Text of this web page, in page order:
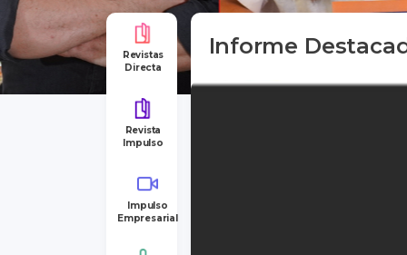
Revistas
Directa
Revista
Impulso
Impulso
Empresarial
Informe